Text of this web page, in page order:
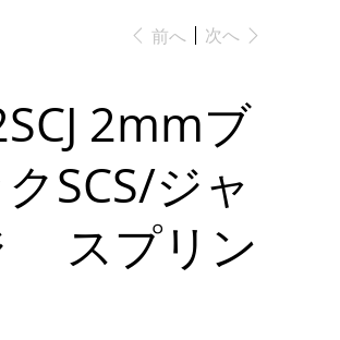
前へ 次へ
2mmブ
SCS/ジャ
スプリン